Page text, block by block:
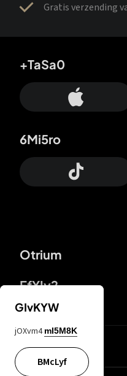
Gratis verzending
Otrium
FfYIy2
+TaSa0
6Mi5ro
ZbBJcb
GIvKYW
jOXvm4 mI5M8K
BMcLyf